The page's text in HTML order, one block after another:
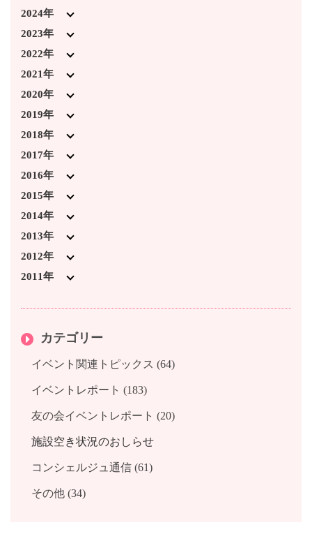
2026年4月 (1)
2026年3月 (5)
2026年2月 (2)
2026年1月 (2)
2025年12月 (5)
2025年11月 (1)
2025年10月 (3)
2025年9月 (5)
2025年8月 (2)
2025年7月 (4)
2025年6月 (3)
2025年3月 (1)
2025年2月 (5)
2025年1月 (1)
2024年
2024年12月 (3)
2024年11月 (4)
2024年10月 (2)
2024年9月 (6)
2024年7月 (5)
2024年4月 (1)
2024年3月 (4)
2024年2月 (3)
2024年1月 (5)
2023年
2023年12月 (6)
2023年11月 (8)
2023年10月 (3)
2023年9月 (6)
2023年8月 (2)
2023年7月 (2)
2023年6月 (1)
2023年4月 (1)
2023年3月 (5)
2023年2月 (4)
2023年1月 (1)
2022年
2022年12月 (6)
2022年11月 (7)
2022年10月 (5)
2022年9月 (5)
2022年8月 (5)
2022年7月 (1)
2022年3月 (2)
2022年2月 (5)
2022年1月 (1)
2021年
2021年12月 (5)
2021年11月 (5)
2021年10月 (2)
2021年9月 (2)
2021年7月 (4)
2021年6月 (2)
2021年3月 (3)
2021年2月 (3)
2021年1月 (2)
2020年
2020年12月 (4)
2020年11月 (2)
2020年10月 (1)
2020年3月 (2)
2020年2月 (2)
2020年1月 (3)
2019年
2019年12月 (2)
2019年11月 (3)
2019年10月 (5)
2019年9月 (3)
2019年8月 (2)
2019年7月 (3)
2019年6月 (2)
2019年4月 (3)
2019年1月 (3)
2018年
2018年12月 (7)
2018年11月 (2)
2018年10月 (6)
2018年9月 (2)
2018年8月 (1)
2018年7月 (2)
2018年6月 (2)
2018年3月 (2)
2018年1月 (1)
2017年
2017年12月 (1)
2017年11月 (1)
2017年10月 (2)
2017年9月 (1)
2017年7月 (3)
2017年6月 (2)
2017年3月 (2)
2017年2月 (1)
2016年
2016年12月 (2)
2016年11月 (1)
2016年10月 (2)
2016年9月 (1)
2016年8月 (1)
2016年5月 (1)
2016年4月 (1)
2016年2月 (1)
2016年1月 (3)
2015年
2015年12月 (3)
2015年11月 (1)
2015年10月 (2)
2015年9月 (1)
2015年6月 (3)
2015年5月 (2)
2015年3月 (3)
2015年2月 (2)
2015年1月 (1)
2014年
2014年12月 (2)
2014年11月 (2)
2014年10月 (3)
2014年6月 (3)
2014年3月 (6)
2014年1月 (3)
2013年
2013年12月 (4)
2013年11月 (3)
2013年8月 (3)
2013年7月 (1)
2013年4月 (1)
2013年2月 (1)
2013年1月 (2)
2012年
2012年12月 (1)
2012年8月 (3)
2012年7月 (1)
2011年
カテゴリー
イベント関連トピックス (64)
イベントレポート (183)
友の会イベントレポート (20)
施設空き状況のおしらせ
コンシェルジュ通信 (61)
その他 (34)